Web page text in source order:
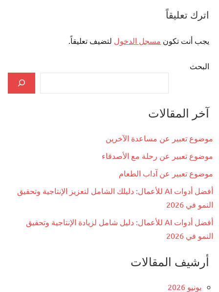
اترك تعليقاً
يجب أنت تكون مسجل الدخول لتضيف تعليقاً.
البحث
آخر المقالات
موضوع تعبير عن مساعدة الآخرين
موضوع تعبير عن رحلة مع الأصدقاء
موضوع تعبير عن آداب الطعام
أفضل أدوات AI للأعمال: دليلك الشامل لتعزيز الإنتاجية وتحقيق
النمو في 2026
أفضل أدوات AI للأعمال: دليل شامل لزيادة الإنتاجية وتحقيق
النمو في 2026
أرشيف المقالات
يونيو 2026